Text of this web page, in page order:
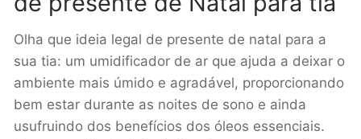
Olha que ideia legal de presente de natal para a
sua tia: um umidificador de ar que ajuda a deixar o
ambiente mais úmido e agradável, proporcionando
bem estar durante as noites de sono e ainda
usufruindo dos benefícios dos óleos essenciais.